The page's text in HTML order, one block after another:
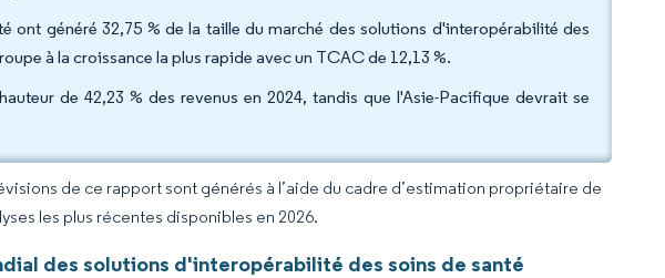
ont généré 32,75 % de la taille du marché des solutions d'interopérabilité des
à la croissance la plus rapide avec un TCAC de 12,13 %.
de 42,23 % des revenus en 2024, tandis que l'Asie-Pacifique devrait se
de ce rapport sont générés à l’aide du cadre d’estimation propriétaire de
les plus récentes disponibles en 2026.
des solutions d'interopérabilité des soins de santé